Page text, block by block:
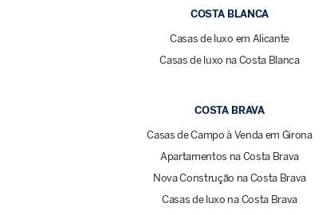
COSTA BLANCA
Casas de luxo em Alicante
Casas de luxo na Costa Blanca
COSTA BRAVA
Casas de Campo à Venda em Girona
Apartamentos na Costa Brava
Nova Construção na Costa Brava
Casas de luxo na Costa Brava